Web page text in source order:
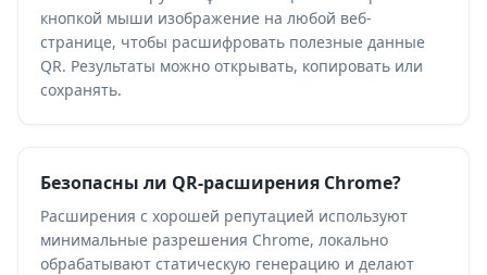
кнопкой мыши изображение на любой веб-
странице, чтобы расшифровать полезные данные
QR. Результаты можно открывать, копировать или
сохранять.
Безопасны ли QR-расширения Chrome?
Расширения с хорошей репутацией используют
минимальные разрешения Chrome, локально
обрабатывают статическую генерацию и делают